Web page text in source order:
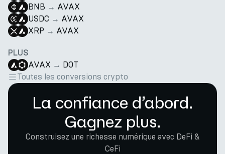
BNB → AVAX
USDC → AVAX
XRP → AVAX
PLUS
AVAX → DOT
Toutes les conversions crypto
La confiance d’abord.
Gagnez plus.
Construisez une richesse numérique avec DeFi &
CeFi